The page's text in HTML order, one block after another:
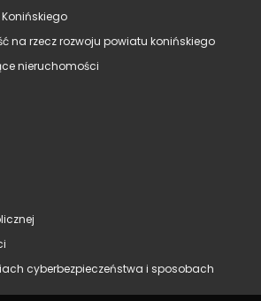
na rzecz rozwoju powiatu konińskiego
nieruchomości
cyberbezpieczeństwa i sposobach